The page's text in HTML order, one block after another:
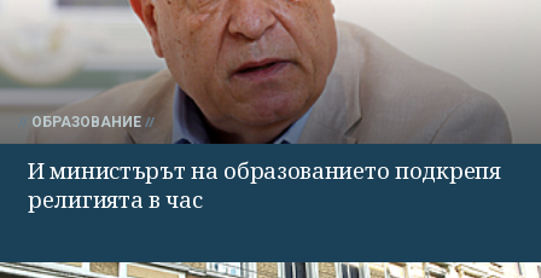
ОБРАЗОВАНИЕ
И министърът на образованието подкрепя
религията в час